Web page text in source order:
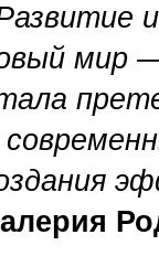
мир